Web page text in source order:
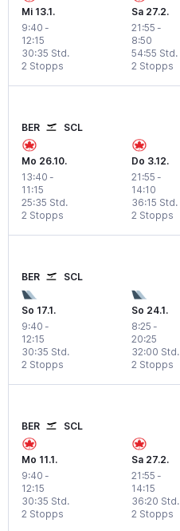
Mi 13.1.
9:40 -
12:15
2 Stopps
30:35 Std.
Sa 27.2.
21:55 -
8:50
2 Stopps
54:55 Std.
BER SCL
Mo 26.10.
13:40 -
11:15
2 Stopps
25:35 Std.
Do 3.12.
21:55 -
14:10
2 Stopps
36:15 Std.
BER SCL
So 17.1.
9:40 -
12:15
2 Stopps
30:35 Std.
So 24.1.
8:25 -
20:25
2 Stopps
32:00 Std.
BER SCL
Mo 11.1.
9:40 -
12:15
2 Stopps
30:35 Std.
Sa 27.2.
21:55 -
14:15
2 Stopps
36:20 Std.